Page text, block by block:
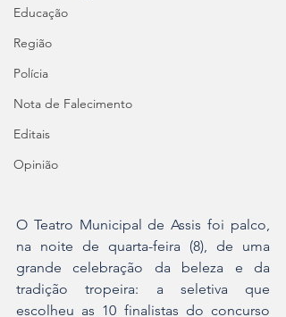
Educação
Região
Polícia
Nota de Falecimento
Editais
Opinião
O Teatro Municipal de Assis foi palco,
na noite de quarta-feira (8), de uma
grande celebração da beleza e da
tradição tropeira: a seletiva que
escolheu as 10 finalistas do concurso